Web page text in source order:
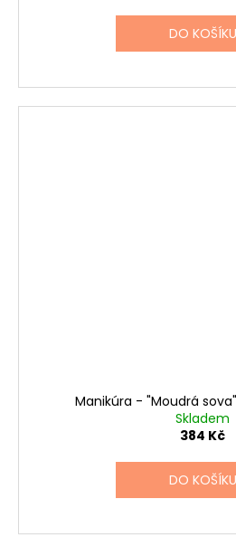
DO KOŠÍKU
Manikúra - "Moudrá
Skladem
384 Kč
DO KOŠÍKU